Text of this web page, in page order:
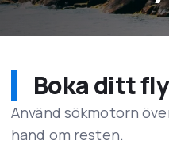
Boka ditt
Använd sökmotorn
hand om resten.